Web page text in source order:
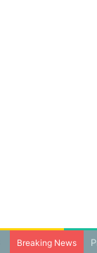
Breaking News